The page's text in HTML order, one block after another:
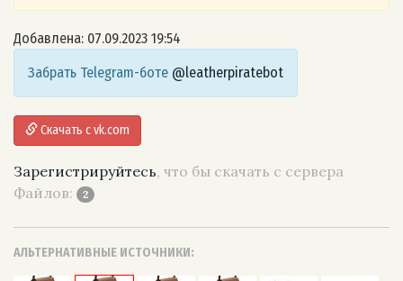
Добавлена: 07.09.2023 19:54
Забрать Telegram-боте @leatherpiratebot
Скачать с vk.com
Зарегистрируйтесь, что бы скачать с сервера
Файлов:
2
АЛЬТЕРНАТИВНЫЕ ИСТОЧНИКИ: